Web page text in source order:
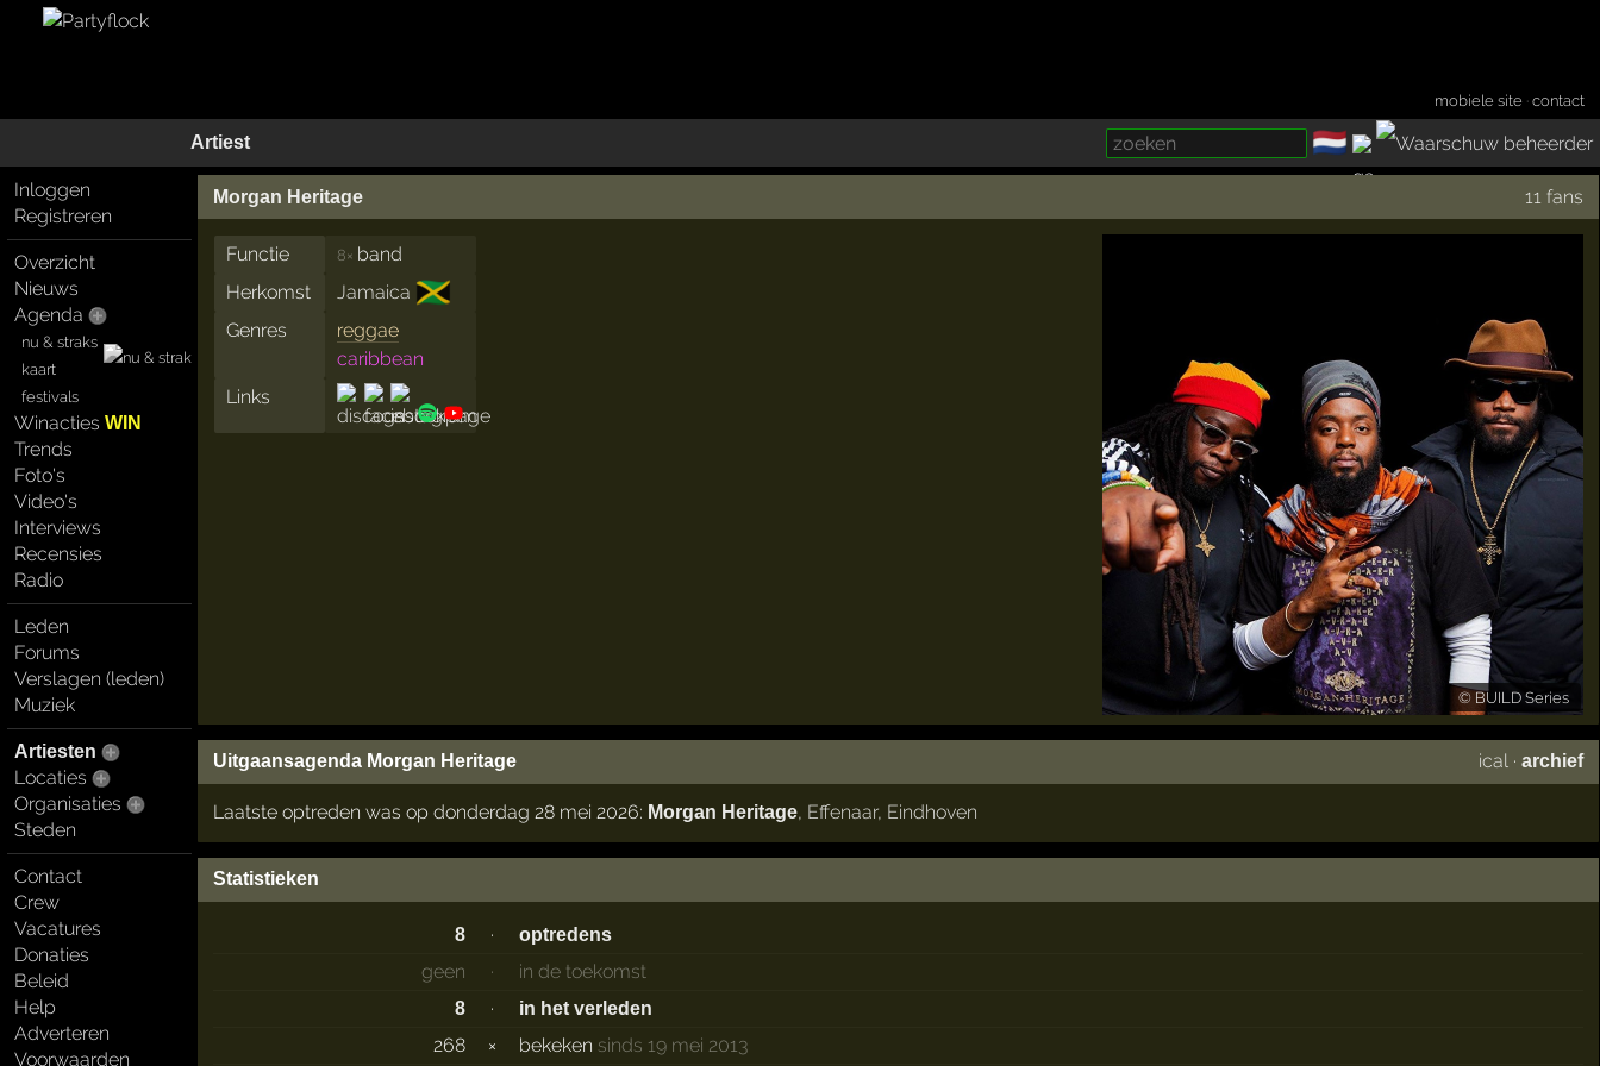
mobiele site ·contact
Artiest 🇳🇱
Inloggen
Registreren
Overzicht
Nieuws
Agenda
nu & straks
kaart
festivals
WinactiesWIN
Trends
Foto's
Video's
Interviews
Recensies
Radio
Leden
Forums
Verslagen (leden)
Muziek
Artiesten
Locaties
Organisaties
Steden
Contact
Crew
Vacatures
Donaties
Beleid
Help
Adverteren
Voorwaarden
Morgan Heritage 11 fans
© BUILD Series
Functie 8× band
Herkomst
Jamaica 🇯🇲
Genres
reggae
caribbean
Links
Uitgaansagenda Morgan Heritage ical ·archief
Laatste optreden was op donderdag 28 mei 2026: Morgan Heritage, Effenaar, Eindhoven
Statistieken
8 · optredens
geen · in de toekomst
8 · in het verleden
268 × bekeken sinds 19 mei 2013